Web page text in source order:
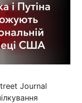
Journal